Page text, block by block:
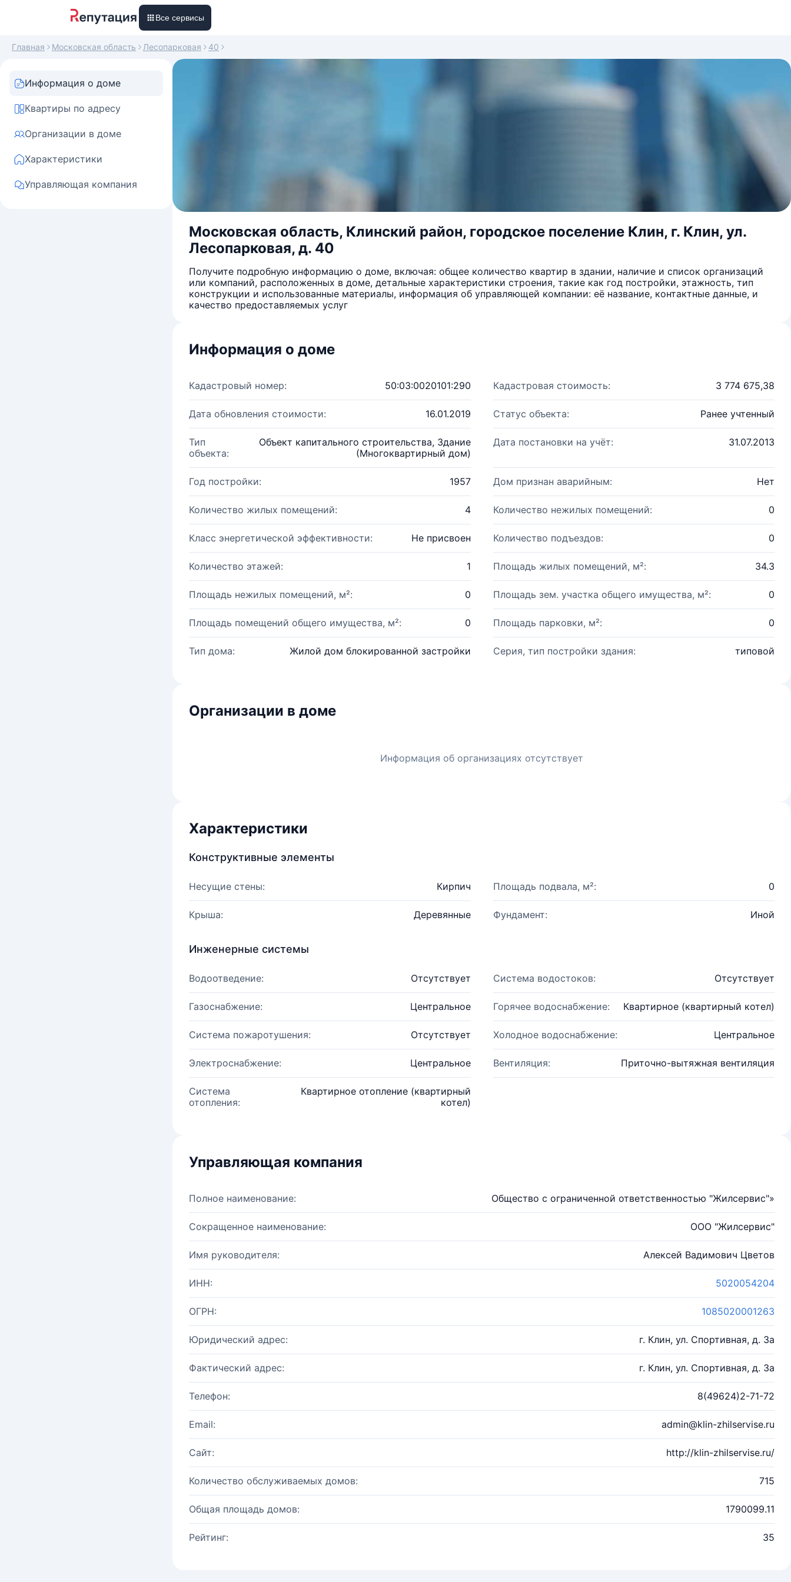
Все сервисы
Главная Московская область Лесопарковая 40
Информация о доме
Квартиры по адресу
Организации в доме
Характеристики
Управляющая компания
Московская область, Клинский район, городское поселение Клин, г. Клин, ул.
Лесопарковая, д. 40
Получите подробную информацию о доме, включая: общее количество квартир в здании, наличие и список организаций
или компаний, расположенных в доме, детальные характеристики строения, такие как год постройки, этажность, тип
конструкции и использованные материалы, информация об управляющей компании: её название, контактные данные, и
качество предоставляемых услуг
Информация о доме
Кадастровый номер: 50:03:0020101:290 Кадастровая стоимость: 3 774 675,38
Дата обновления стоимости: 16.01.2019 Статус объекта: Ранее учтенный
Тип
объекта:
Объект капитального строительства, Здание
(Многоквартирный дом)
Дата постановки на учёт: 31.07.2013
Год постройки: 1957 Дом признан аварийным: Нет
Количество жилых помещений: 4 Количество нежилых помещений: 0
Класс энергетической эффективности: Не присвоен Количество подъездов: 0
Количество этажей: 1 Площадь жилых помещений, м²: 34.3
Площадь нежилых помещений, м²: 0 Площадь зем. участка общего имущества, м²: 0
Площадь помещений общего имущества, м²: 0 Площадь парковки, м²: 0
Тип дома: Жилой дом блокированной застройки Серия, тип постройки здания: типовой
Организации в доме
Информация об организациях отсутствует
Характеристики
Конструктивные элементы
Несущие стены: Кирпич Площадь подвала, м²: 0
Крыша: Деревянные Фундамент: Иной
Инженерные системы
Водоотведение: Отсутствует Система водостоков: Отсутствует
Газоснабжение: Центральное Горячее водоснабжение: Квартирное (квартирный котел)
Система пожаротушения: Отсутствует Холодное водоснабжение: Центральное
Электроснабжение: Центральное Вентиляция: Приточно-вытяжная вентиляция
Система
отопления:
Квартирное отопление (квартирный
котел)
Управляющая компания
Полное наименование: Общество с ограниченной ответственностью "Жилсервис"»
Сокращенное наименование: ООО "Жилсервис"
Имя руководителя: Алексей Вадимович Цветов
ИНН: 5020054204
ОГРН: 1085020001263
Юридический адрес: г. Клин, ул. Спортивная, д. 3а
Фактический адрес: г. Клин, ул. Спортивная, д. 3а
Телефон: 8(49624)2-71-72
Email: admin@klin-zhilservise.ru
Сайт: http://klin-zhilservise.ru/
Количество обслуживаемых домов: 715
Общая площадь домов: 1790099.11
Рейтинг: 35